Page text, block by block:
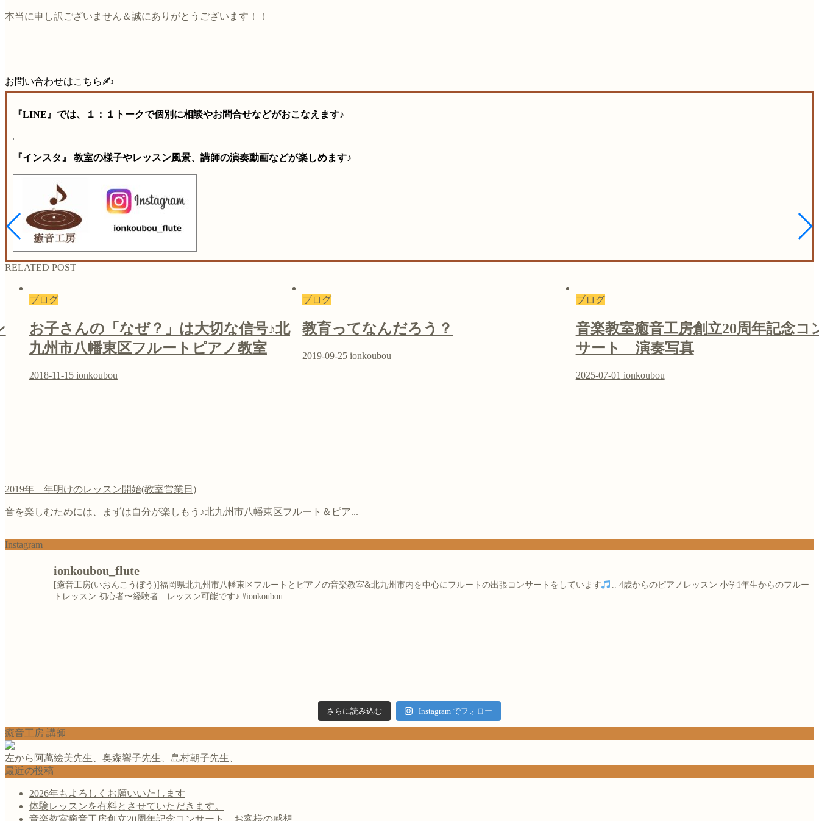
本当に申し訳ございません＆誠にありがとうございます！！
お問い合わせはこちら✍️
『LINE』では、１：１トークで個別に相談やお問合せなどがおこなえます♪
『インスタ』 教室の様子やレッスン風景、講師の演奏動画などが楽しめます♪
RELATED POST
ブログ
お子さんの「なぜ？」は大切な信号♪北
九州市八幡東区フルートピアノ教室
2018-11-15 ionkoubou
ブログ
教育ってなんだろう？
2019-09-25 ionkoubou
ブログ
音楽教室癒音工房創立20周年記念コ
サート 演奏写真
2025-07-01 ionkoubou
2019年 年明けのレッスン開始(教室営業日)
音を楽しむためには、まずは自分が楽しもう♪北九州市八幡東区フルート＆ピア...
Instagram
ionkoubou_flute
[癒音工房(いおんこうぼう)]福岡県北九州市八幡東区フルートとピアノの音楽教室&北九州市内を中心にフルートの出張コンサートをしています .. 4歳からのピアノレッスン 小学1年生からのフルー
トレッスン 初心者〜経験者 レッスン可能です♪ #ionkoubou
さらに読み込む Instagram でフォロー
癒音工房 講師
左から阿萬絵美先生、奥森響子先生、島村朝子先生、
最近の投稿
2026年もよろしくお願いいたします
体験レッスンを有料とさせていただきます。